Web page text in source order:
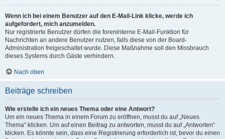
Wenn ich bei einem Benutzer auf den E-Mail-Link klicke, werde ich
aufgefordert, mich anzumelden.
Nur registrierte Benutzer dürfen die foreninterne E-Mail-Funktion für
Nachrichten an andere Benutzer nutzen, falls diese von der Board-
Administration freigeschaltet wurde. Diese Maßnahme soll den Missbrauch
dieses Systems durch Gäste verhindern.
Nach oben
Beiträge schreiben
Wie erstelle ich ein neues Thema oder eine Antwort?
Um ein neues Thema in einem Forum zu eröffnen, musst du auf „Neues
Thema“ klicken. Um auf einen Beitrag zu antworten, musst du auf „Antworten“
klicken. Es könnte sein, dass eine Registrierung erforderlich ist, bevor du einen